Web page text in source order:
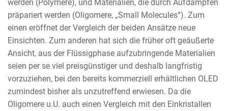
werden (Polymere), und Materialien, die durch Aufdampfen
präpariert werden (Oligomere, „Small Molecules“). Zum
einen eröffnet der Vergleich der beiden Ansätze neue
Einsichten. Zum anderen hat sich die früher oft geäußerte
Ansicht, aus der Flüssigphase aufzubringende Materialien
seien per se viel preisgünstiger und deshalb langfristig
vorzuziehen, bei den bereits kommerziell erhältlichen OLED
zumindest bisher als unzutreffend erwiesen. Da die
Oligomere u.U. auch einen Vergleich mit den Einkristallen